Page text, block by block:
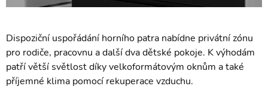
Dispoziční uspořádání horního patra nabídne privátní zónu
pro rodiče, pracovnu a další dva dětské pokoje. K výhodám
patří větší světlost díky velkoformátovým oknům a také
příjemné klima pomocí rekuperace vzduchu.